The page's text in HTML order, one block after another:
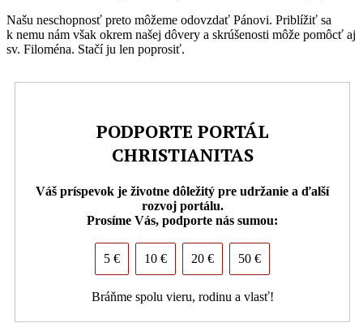
Našu neschopnosť preto môžeme odovzdať Pánovi. Priblížiť sa
k nemu nám však okrem našej dôvery a skrúšenosti môže pomôcť aj
sv. Filoména. Stačí ju len poprosiť.
PODPORTE PORTÁL
CHRISTIANITAS
Váš príspevok je životne dôležitý pre udržanie a ďalší
rozvoj portálu.
Prosíme Vás, podporte nás sumou:
5 € 10 € 20 € 50 €
Bráňme spolu vieru, rodinu a vlasť!